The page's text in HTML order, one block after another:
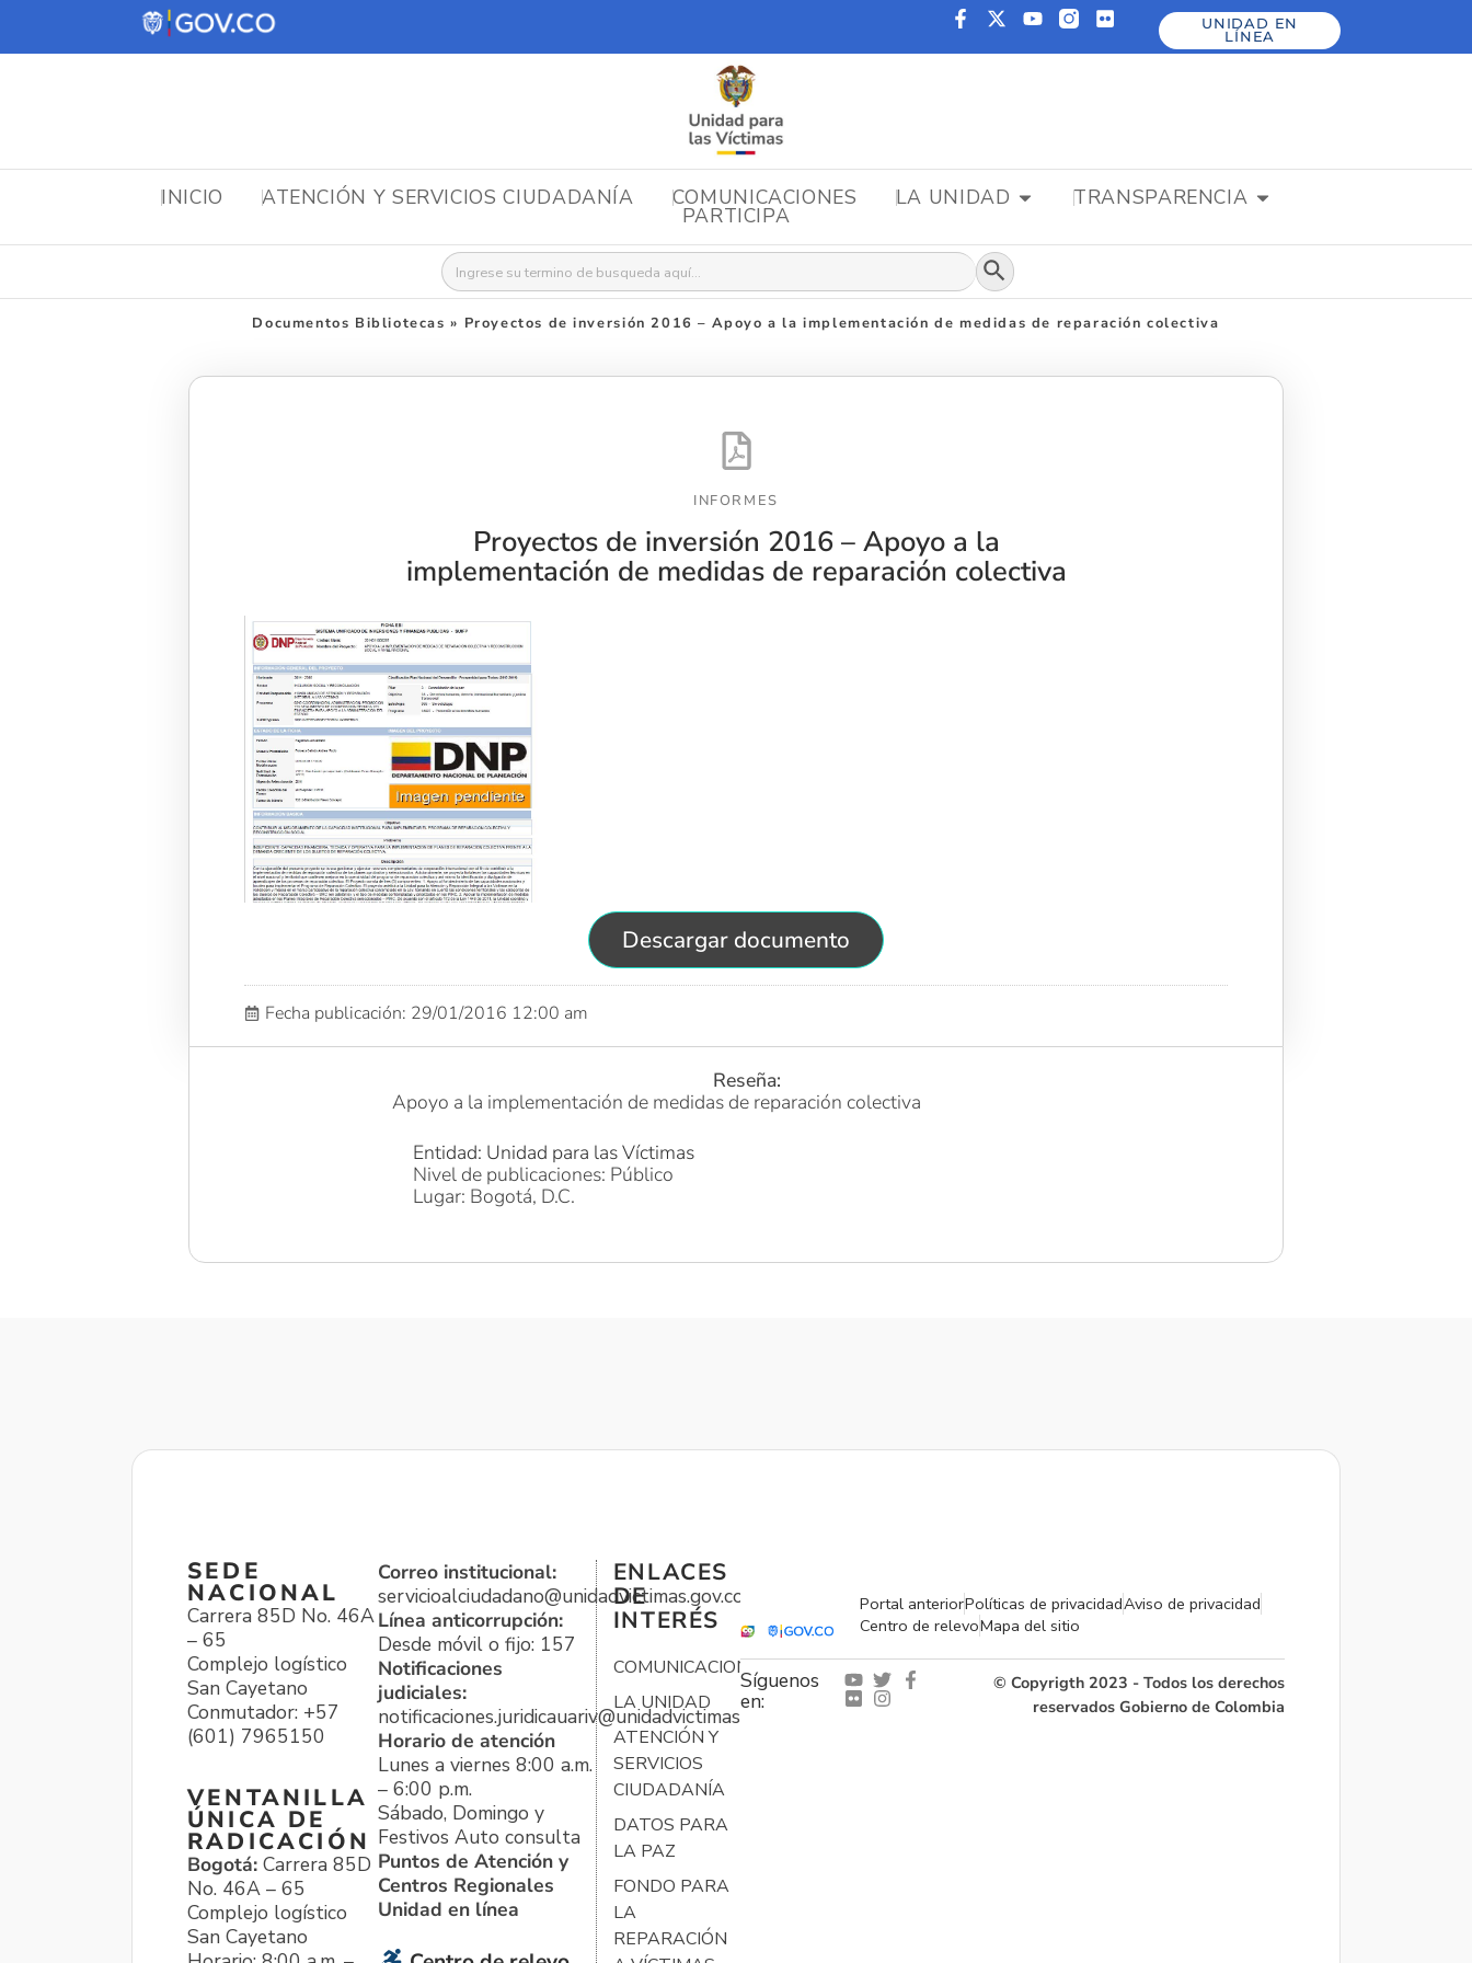
UNIDAD EN
LÍNEA
INICIO ATENCIÓN Y SERVICIOS CIUDADANÍA COMUNICACIONES LA UNIDAD TRANSPARENCIA
PARTICIPA
Buscar: Botón de búsqueda
Documentos Bibliotecas » Proyectos de inversión 2016 – Apoyo a la implementación de medidas de reparación colectiva
INFORMES
Proyectos de inversión 2016 – Apoyo a la
implementación de medidas de reparación colectiva
Descargar documento
Fecha publicación: 29/01/2016 12:00 am
Reseña:
Apoyo a la implementación de medidas de reparación colectiva
Entidad: Unidad para las Víctimas
Nivel de publicaciones: Público
Lugar: Bogotá, D.C.
SEDE
NACIONAL
Carrera 85D No. 46A
– 65
Complejo logístico
San Cayetano
Conmutador: +57
(601) 7965150
VENTANILLA
ÚNICA DE
RADICACIÓN
Bogotá: Carrera 85D
No. 46A – 65
Complejo logístico
San Cayetano
Correo institucional:
servicioalciudadano@unidadvictimas.gov.co
Línea anticorrupción:
Desde móvil o fijo: 157
Notificaciones
judiciales:
notificaciones.juridicauariv@unidadvictimas.gov.co
Horario de atención
Lunes a viernes 8:00 a.m.
– 6:00 p.m.
Sábado, Domingo y
Festivos Auto consulta
Puntos de Atención y
Centros Regionales
Unidad en línea
ENLACES
DE
INTERÉS
COMUNICACIONES
LA UNIDAD
ATENCIÓN Y
SERVICIOS
CIUDADANÍA
DATOS PARA
LA PAZ
FONDO PARA
LA
REPARACIÓN
Portal anteriorPolíticas de privacidadAviso de privacidad
Centro de relevoMapa del sitio
Síguenos
en:
© Copyrigth 2023 - Todos los derechos
reservados Gobierno de Colombia